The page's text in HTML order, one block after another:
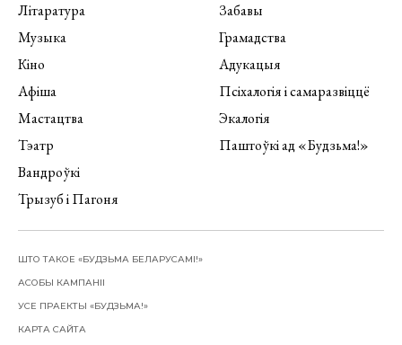
Літаратура
Музыка
Кіно
Афіша
Мастацтва
Тэатр
Вандроўкі
Трызуб і Пагоня
Забавы
Грамадства
Адукацыя
Псіхалогія і самаразвіццё
Экалогія
Паштоўкі ад «Будзьма!»
ШТО ТАКОЕ «БУДЗЬМА БЕЛАРУСАМІ!»
АСОБЫ КАМПАНІІ
УСЕ ПРАЕКТЫ «БУДЗЬМА!»
КАРТА САЙТА